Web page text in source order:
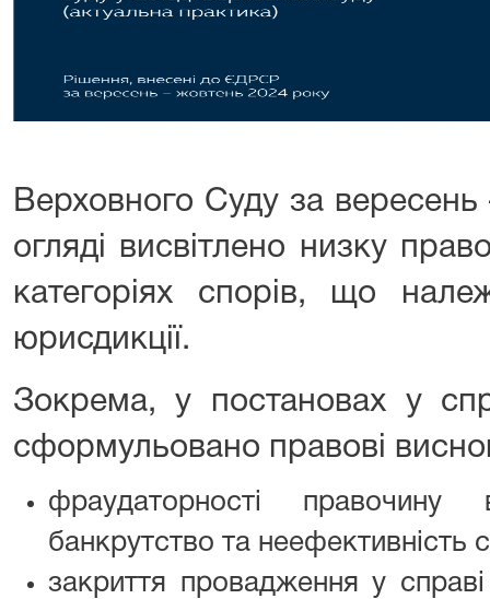
Верховного Суду за
огляді висвітлено низку
категоріях спорів, що
юрисдикції.
Зокрема, у постановах у
сформульовано правові
фраудаторності
банкрутство та неефективність
закриття провадження у